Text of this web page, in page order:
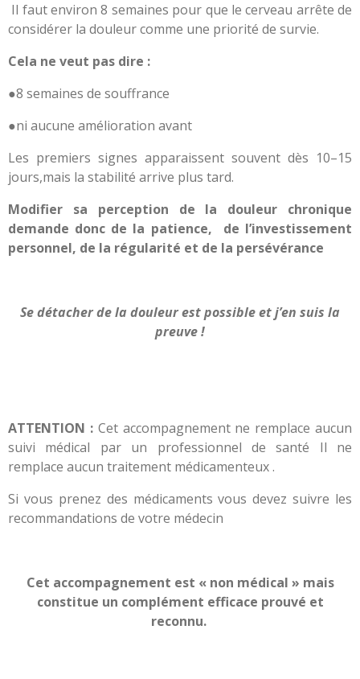
Il faut environ 8 semaines pour que le cerveau arrête de
considérer la douleur comme une priorité de survie.
Cela ne veut pas dire :
●8 semaines de souffrance
●ni aucune amélioration avant
Les premiers signes apparaissent souvent dès 10–15
jours,mais la stabilité arrive plus tard.
Modifier sa perception de la douleur chronique
demande donc de la patience, de l’investissement
personnel, de la régularité et de la persévérance
Se détacher de la douleur est possible et j’en suis la
preuve !
ATTENTION :Cet accompagnement ne remplace aucun
suivi médical par un professionnel de santé Il ne
remplace aucun traitement médicamenteux .
Si vous prenez des médicaments vous devez suivre les
recommandations de votre médecin
Cet accompagnement est « non médical » mais
constitue un complément efficace prouvé et
reconnu.